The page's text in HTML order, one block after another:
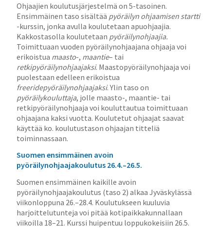
Ohjaajien koulutusjärjestelmä on 5-tasoinen.
Ensimmäinen taso sisältää pyöräilyn ohjaamisen startti
-kurssin, jonka avulla koulutetaan apuohjaajia.
Kakkostasolla koulutetaan pyöräilynohjaajia.
Toimittuaan vuoden pyöräilynohjaajana ohjaaja voi
erikoistua maasto-, maantie– tai
retkipyöräilynohjaajaksi. Maastopyöräilynohjaaja voi
puolestaan edelleen erikoistua
freeridepyöräilynohjaajaksi. Ylin taso on
pyöräilykouluttaja, jolle maasto-, maantie- tai
retkipyöräilynohjaaja voi kouluttautua toimittuaan
ohjaajana kaksi vuotta. Koulutetut ohjaajat saavat
käyttää ko. koulutustason ohjaajan titteliä
toiminnassaan.
Suomen ensimmäinen avoin
pyöräilynohjaajakoulutus 26.4.–26.5.
Suomen ensimmäinen kaikille avoin
pyöräilynohjaajakoulutus (taso 2) alkaa Jyväskylässä
viikonloppuna 26.–28.4. Koulutukseen kuuluvia
harjoittelutunteja voi pitää kotipaikkakunnallaan
viikoilla 18–21. Kurssi huipentuu loppukokeisiin 26.5.